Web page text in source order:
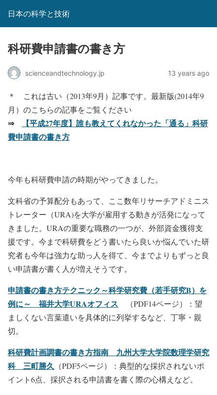
日本の科学と技術
科研費申請書の書き方
scienceandtechnology.jp 13 years ago
＊ これは古い（2013年9月）記事です。最新版(2014年9
月）のこちらの記事をご覧ください
⇒
【平成27年度】誰も教えてくれなかった「通る」科研
費申請書の書き方
今年も科研費申請の時期がやってきました。
文科省の予算配分もあって、ここ数年リサーチアドミニス
トレーター（URA)を大学が雇用する動きが活発になって
きました。URAの重要な職務の一つが、外部資金獲得支
援です。今まで科研費をどう書いたら良いか悩んでいた研
究者も今年は強力な助っ人を得て、今までよりもずっと良
い申請書が書く人が増えそうです。
申請書の書き方テクニック～科学研究費（若手研究B）を
例に～ 福井大学URAオフィス
（PDF14ページ）：望
ましくない言葉遣いを具体的に列挙するなど、丁寧・親
切。
科研費計画調書の書き方指南 九州大学大学院数理学研究
科 三町勝久 （PDF5ページ）：典型的な採択されないポ
イント6点、採択される申請書を書く際の心構えなど。